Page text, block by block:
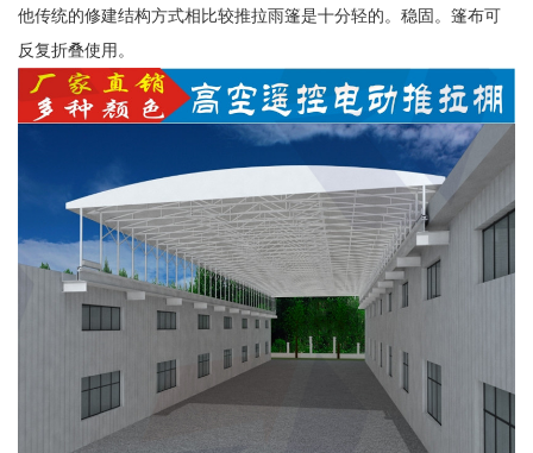
他传统的修建结构方式相比较推拉雨篷是十分轻的。稳固。篷布可
反复折叠使用。